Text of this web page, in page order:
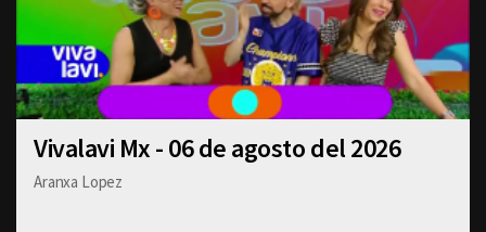
Vivalavi Mx - 06 de agosto del 2026
Aranxa Lopez